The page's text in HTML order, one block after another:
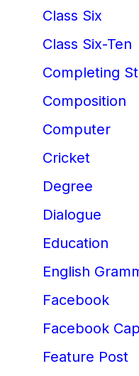
Class Six
Class Six-Ten
Completing
Composition
Computer
Cricket
Degree
Dialogue
Education
English
Facebook
Facebook
Feature Post